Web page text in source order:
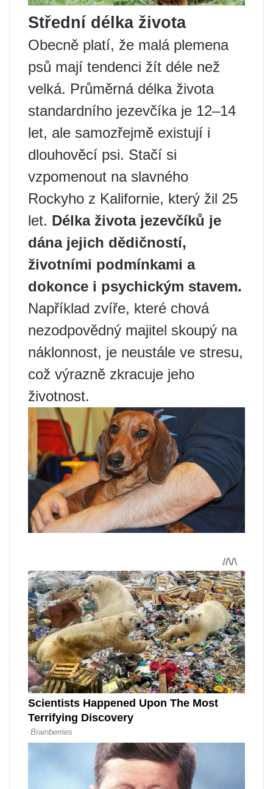
Střední délka života
Obecně platí, že malá plemena
psů mají tendenci žít déle než
velká. Průměrná délka života
standardního jezevčíka je 12–14
let, ale samozřejmě existují i ​​
dlouhověcí psi. Stačí si
vzpomenout na slavného
Rockyho z Kalifornie, který žil 25
let. Délka života jezevčíků je
dána jejich dědičností,
životními podmínkami a
dokonce i psychickým stavem.
Například zvíře, které chová
nezodpovědný majitel skoupý na
náklonnost, je neustále ve stresu,
což výrazně zkracuje jeho
životnost.